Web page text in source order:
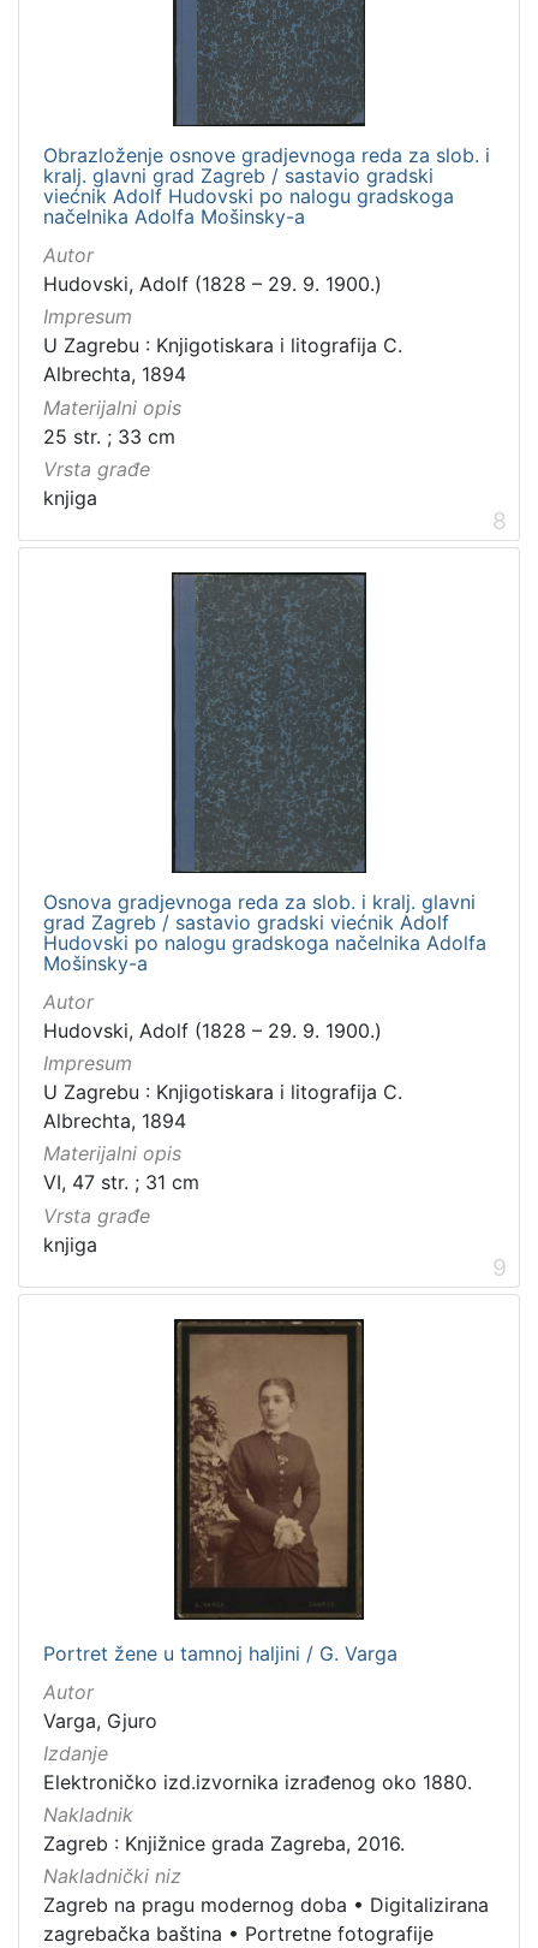
Obrazloženje osnove gradjevnoga reda za slob. i
kralj. glavni grad Zagreb / sastavio gradski
viećnik Adolf Hudovski po nalogu gradskoga
načelnika Adolfa Mošinsky-a
Autor
Hudovski, Adolf (1828 – 29. 9. 1900.)
Impresum
U Zagrebu : Knjigotiskara i litografija C.
Albrechta, 1894
Materijalni opis
25 str. ; 33 cm
Vrsta građe
knjiga
8
Osnova gradjevnoga reda za slob. i kralj. glavni
grad Zagreb / sastavio gradski viećnik Adolf
Hudovski po nalogu gradskoga načelnika Adolfa
Mošinsky-a
Autor
Hudovski, Adolf (1828 – 29. 9. 1900.)
Impresum
U Zagrebu : Knjigotiskara i litografija C.
Albrechta, 1894
Materijalni opis
VI, 47 str. ; 31 cm
Vrsta građe
knjiga
9
Portret žene u tamnoj haljini / G. Varga
Autor
Varga, Gjuro
Izdanje
Elektroničko izd.izvornika izrađenog oko 1880.
Nakladnik
Zagreb : Knjižnice grada Zagreba, 2016.
Nakladnički niz
Zagreb na pragu modernog doba • Digitalizirana
zagrebačka baština • Portretne fotografije